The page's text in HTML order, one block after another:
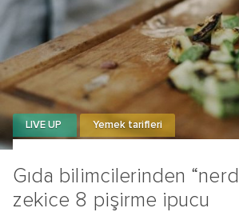
Gıda bilimcilerinden
zekice 8 pişirme ipucu
LIVE UP Yemek tarifleri